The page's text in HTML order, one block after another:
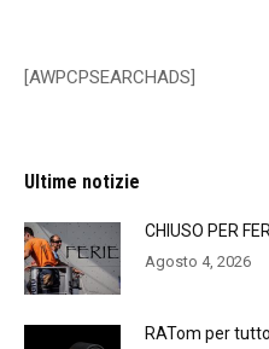
[AWPCPSEARCHADS]
Ultime notizie
CHIUSO PER
Agosto 4, 2026
RATom per